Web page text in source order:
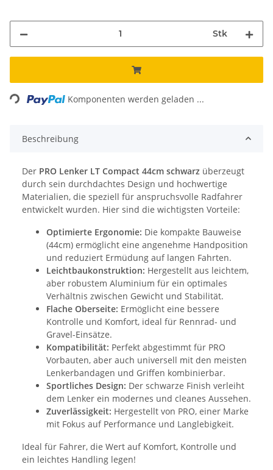
Stk
Loading... Komponenten werden geladen ...
Beschreibung
Der PRO Lenker LT Compact 44cm schwarz überzeugt
durch sein durchdachtes Design und hochwertige
Materialien, die speziell für anspruchsvolle Radfahrer
entwickelt wurden. Hier sind die wichtigsten Vorteile:
Optimierte Ergonomie: Die kompakte Bauweise
(44cm) ermöglicht eine angenehme Handposition
und reduziert Ermüdung auf langen Fahrten.
Leichtbaukonstruktion: Hergestellt aus leichtem,
aber robustem Aluminium für ein optimales
Verhältnis zwischen Gewicht und Stabilität.
Flache Oberseite: Ermöglicht eine bessere
Kontrolle und Komfort, ideal für Rennrad- und
Gravel-Einsätze.
Kompatibilität: Perfekt abgestimmt für PRO
Vorbauten, aber auch universell mit den meisten
Lenkerbandagen und Griffen kombinierbar.
Sportliches Design: Der schwarze Finish verleiht
dem Lenker ein modernes und cleanes Aussehen.
Zuverlässigkeit: Hergestellt von PRO, einer Marke
mit Fokus auf Performance und Langlebigkeit.
Ideal für Fahrer, die Wert auf Komfort, Kontrolle und
ein leichtes Handling legen!